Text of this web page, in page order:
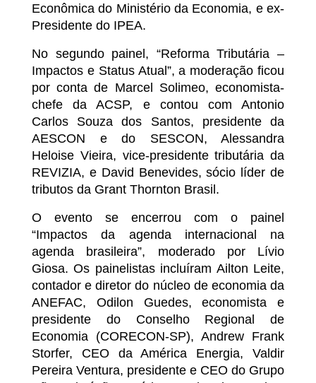
Econômica do Ministério da Economia, e ex-
Presidente do IPEA.
No segundo painel, “Reforma Tributária –
Impactos e Status Atual”, a moderação ficou
por conta de Marcel Solimeo, economista-
chefe da ACSP, e contou com Antonio
Carlos Souza dos Santos, presidente da
AESCON e do SESCON, Alessandra
Heloise Vieira, vice-presidente tributária da
REVIZIA, e David Benevides, sócio líder de
tributos da Grant Thornton Brasil.
O evento se encerrou com o painel
“Impactos da agenda internacional na
agenda brasileira”, moderado por Lívio
Giosa. Os painelistas incluíram Ailton Leite,
contador e diretor do núcleo de economia da
ANEFAC, Odilon Guedes, economista e
presidente do Conselho Regional de
Economia (CORECON-SP), Andrew Frank
Storfer, CEO da América Energia, Valdir
Pereira Ventura, presidente e CEO do Grupo